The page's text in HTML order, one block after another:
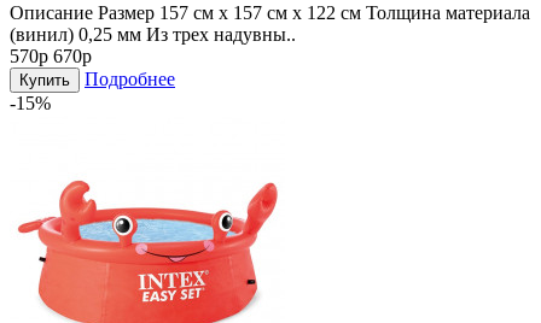
Описание Размер 157 см х 157 см х 122 см Толщина материала
(винил) 0,25 мм Из трех надувны..
570р 670р
Купить
Подробнее
-15%